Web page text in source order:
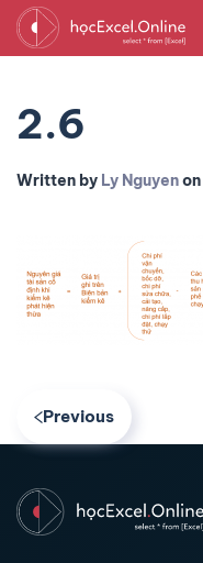
2.6
Written by Ly Nguyenon
Previous